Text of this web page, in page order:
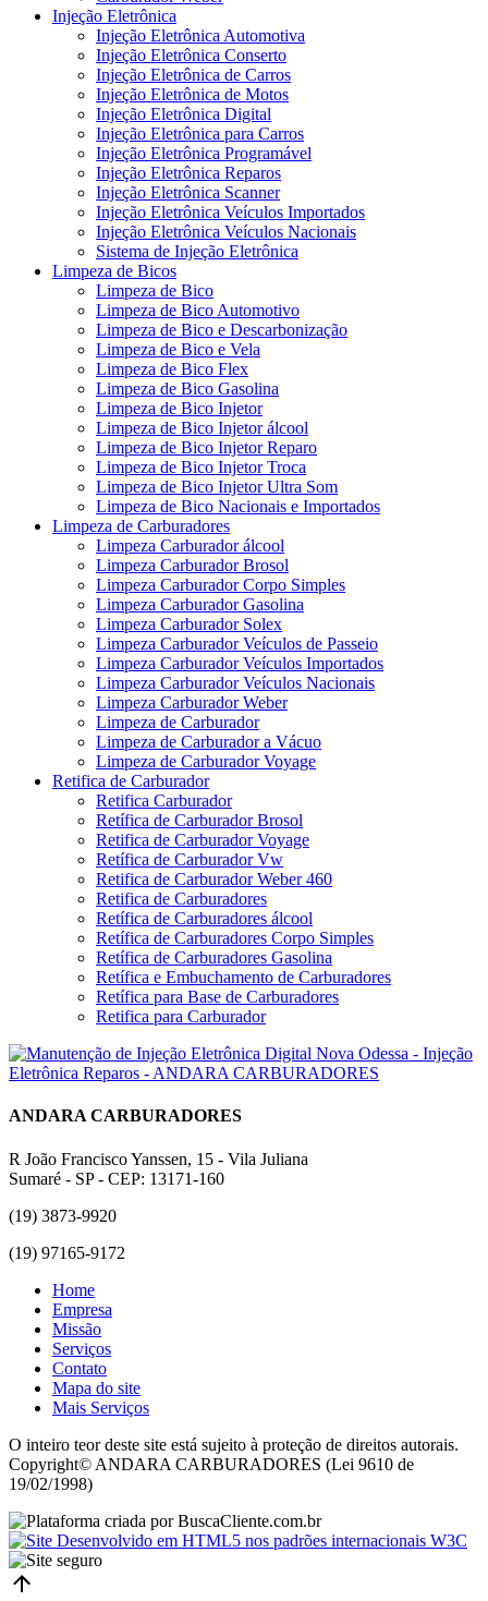
Injeção Eletrônica
Injeção Eletrônica Automotiva
Injeção Eletrônica Conserto
Injeção Eletrônica de Carros
Injeção Eletrônica de Motos
Injeção Eletrônica Digital
Injeção Eletrônica para Carros
Injeção Eletrônica Programável
Injeção Eletrônica Reparos
Injeção Eletrônica Scanner
Injeção Eletrônica Veículos Importados
Injeção Eletrônica Veículos Nacionais
Sistema de Injeção Eletrônica
Limpeza de Bicos
Limpeza de Bico
Limpeza de Bico Automotivo
Limpeza de Bico e Descarbonização
Limpeza de Bico e Vela
Limpeza de Bico Flex
Limpeza de Bico Gasolina
Limpeza de Bico Injetor
Limpeza de Bico Injetor álcool
Limpeza de Bico Injetor Reparo
Limpeza de Bico Injetor Troca
Limpeza de Bico Injetor Ultra Som
Limpeza de Bico Nacionais e Importados
Limpeza de Carburadores
Limpeza Carburador álcool
Limpeza Carburador Brosol
Limpeza Carburador Corpo Simples
Limpeza Carburador Gasolina
Limpeza Carburador Solex
Limpeza Carburador Veículos de Passeio
Limpeza Carburador Veículos Importados
Limpeza Carburador Veículos Nacionais
Limpeza Carburador Weber
Limpeza de Carburador
Limpeza de Carburador a Vácuo
Limpeza de Carburador Voyage
Retifica de Carburador
Retifica Carburador
Retífica de Carburador Brosol
Retifica de Carburador Voyage
Retífica de Carburador Vw
Retifica de Carburador Weber 460
Retifica de Carburadores
Retífica de Carburadores álcool
Retífica de Carburadores Corpo Simples
Retífica de Carburadores Gasolina
Retífica e Embuchamento de Carburadores
Retífica para Base de Carburadores
Retifica para Carburador
ANDARA CARBURADORES
R João Francisco Yanssen, 15 - Vila Juliana
Sumaré - SP - CEP: 13171-160
(19) 3873-9920
(19) 97165-9172
Home
Empresa
Missão
Serviços
Contato
Mapa do site
Mais Serviços
O inteiro teor deste site está sujeito à proteção de direitos autorais.
Copyright© ANDARA CARBURADORES (Lei 9610 de
19/02/1998)